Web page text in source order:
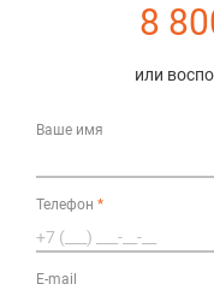
8
или
Ваше имя
Телефон *
E-mail